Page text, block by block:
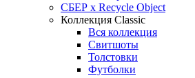
СБЕР x Recycle Object
Коллекция Classic
Вся коллекция
Свитшоты
Толстовки
Футболки